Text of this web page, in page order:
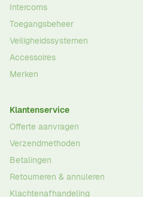
Intercoms
Toegangsbeheer
Veiligheidssystemen
Accessoires
Merken
Klantenservice
Offerte aanvragen
Verzendmethoden
Betalingen
Retourneren & annuleren
Klachtenafhandeling